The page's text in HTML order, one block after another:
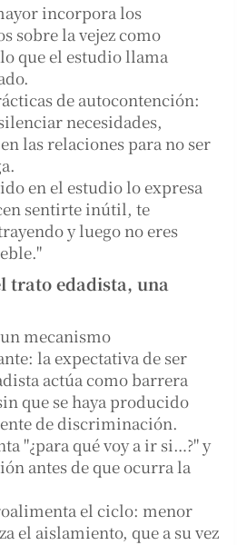
incorpora los
sobre la vejez como
que el estudio llama
de autocontención:
necesidades,
las relaciones para no ser
en el estudio lo expresa
sentirte inútil, te
y luego no eres
trato edadista, una
mecanismo
la expectativa de ser
actúa como barrera
que se haya producido
de discriminación.
"¿para qué voy a ir si…?" y
antes de que ocurra la
el ciclo: menor
el aislamiento, que a su vez